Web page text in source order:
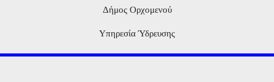
Δήμος Ορχομενού
Υπηρεσία Ύδρευσης